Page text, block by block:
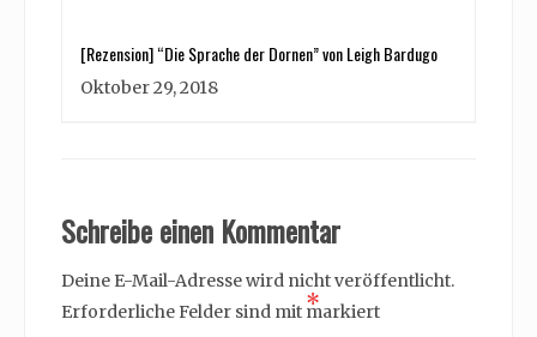
[Rezension] “Die Sprache der Dornen” von Leigh Bardugo
Oktober 29, 2018
Schreibe einen Kommentar
Deine E-Mail-Adresse wird nicht veröffentlicht.
Erforderliche Felder sind mit *
markiert